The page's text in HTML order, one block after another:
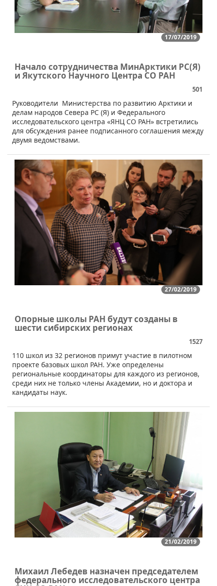
17/07/2019
Начало сотрудничества МинАрктики РС(Я)
и Якутского Научного Центра СО РАН
501
​Руководители Министерства по развитию Арктики и
делам народов Севера РС (Я) и Федерального
исследовательского центра «ЯНЦ СО РАН» встретились
для обсуждения ранее подписанного соглашения между
двумя ведомствами.
27/02/2019
Опорные школы РАН будут созданы в
шести сибирских регионах
1527
​110 школ из 32 регионов примут участие в пилотном
проекте базовых школ РАН. Уже определены
региональные координаторы для каждого из регионов,
среди них не только члены Академии, но и доктора и
кандидаты наук.
21/02/2019
Михаил Лебедев назначен председателем
федерального исследовательского центра